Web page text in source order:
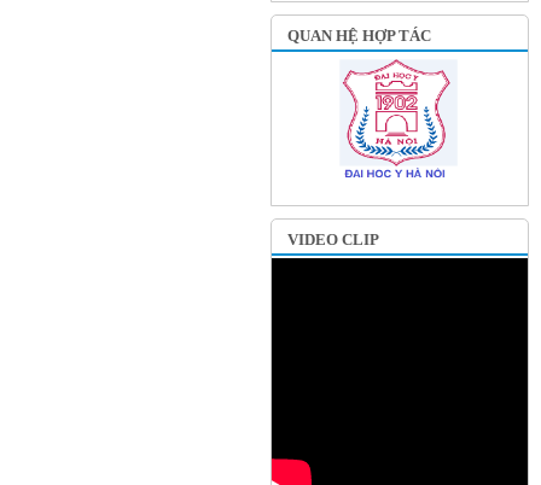
QUAN HỆ HỢP TÁC
VIDEO CLIP